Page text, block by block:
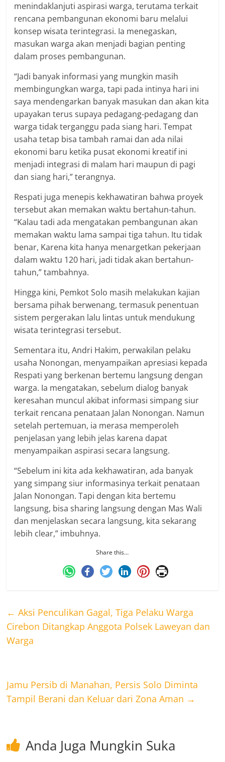
menindaklanjuti aspirasi warga, terutama terkait
rencana pembangunan ekonomi baru melalui
konsep wisata terintegrasi. Ia menegaskan,
masukan warga akan menjadi bagian penting
dalam proses pembangunan.
“Jadi banyak informasi yang mungkin masih
membingungkan warga, tapi pada intinya hari ini
saya mendengarkan banyak masukan dan akan kita
upayakan terus supaya pedagang-pedagang dan
warga tidak terganggu pada siang hari. Tempat
usaha tetap bisa tambah ramai dan ada nilai
ekonomi baru ketika pusat ekonomi kreatif ini
menjadi integrasi di malam hari maupun di pagi
dan siang hari,” terangnya.
Respati juga menepis kekhawatiran bahwa proyek
tersebut akan memakan waktu bertahun-tahun.
“Kalau tadi ada mengatakan pembangunan akan
memakan waktu lama sampai tiga tahun. Itu tidak
benar, Karena kita hanya menargetkan pekerjaan
dalam waktu 120 hari, jadi tidak akan bertahun-
tahun,” tambahnya.
Hingga kini, Pemkot Solo masih melakukan kajian
bersama pihak berwenang, termasuk penentuan
sistem pergerakan lalu lintas untuk mendukung
wisata terintegrasi tersebut.
Sementara itu, Andri Hakim, perwakilan pelaku
usaha Nonongan, menyampaikan apresiasi kepada
Respati yang berkenan bertemu langsung dengan
warga. Ia mengatakan, sebelum dialog banyak
keresahan muncul akibat informasi simpang siur
terkait rencana penataan Jalan Nonongan. Namun
setelah pertemuan, ia merasa memperoleh
penjelasan yang lebih jelas karena dapat
menyampaikan aspirasi secara langsung.
“Sebelum ini kita ada kekhawatiran, ada banyak
yang simpang siur informasinya terkait penataan
Jalan Nonongan. Tapi dengan kita bertemu
langsung, bisa sharing langsung dengan Mas Wali
dan menjelaskan secara langsung, kita sekarang
lebih clear,” imbuhnya.
Share this…
← Aksi Penculikan Gagal, Tiga Pelaku Warga
Cirebon Ditangkap Anggota Polsek Laweyan dan
Warga
Jamu Persib di Manahan, Persis Solo Diminta
Tampil Berani dan Keluar dari Zona Aman →
Anda Juga Mungkin Suka